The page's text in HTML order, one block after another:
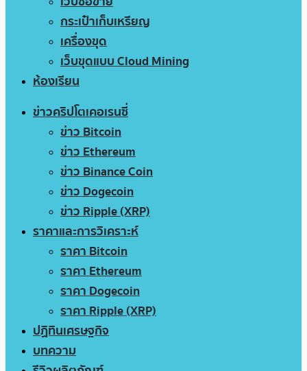
กระเป๋าเก็บเหรียญ
เครื่องขุด
เว็บขุดแบบ Cloud Mining
ห้องเรียน
ข่าวคริปโตเคอเรนซี่
ข่าว Bitcoin
ข่าว Ethereum
ข่าว Binance Coin
ข่าว Dogecoin
ข่าว Ripple (XRP)
ราคาและการวิเคราะห์
ราคา Bitcoin
ราคา Ethereum
ราคา Dogecoin
ราคา Ripple (XRP)
ปฏิทินเศรษฐกิจ
บทความ